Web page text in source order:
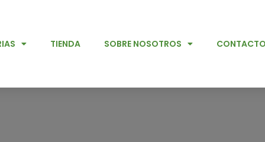
TIENDA SOBRE NOSOTROS CONTACTO